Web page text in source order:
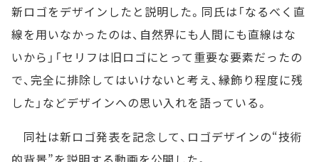
新ロゴをデザインしたと説明した。同氏は「なるべく直
線を用いなかったのは、自然界にも人間にも直線はな
いから」「セリフは旧ロゴにとって重要な要素だったの
で、完全に排除してはいけないと考え、縁飾り程度に残
した」などデザインへの思い入れを語っている。
同社は新ロゴ発表を記念して、ロゴデザインの“技術